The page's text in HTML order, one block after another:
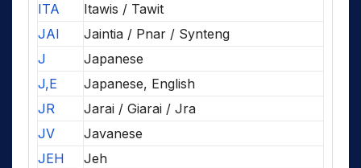
ITA
Itawis / Tawit
JAI
Jaintia / Pnar / Synteng
J
Japanese
J,E
Japanese, English
JR
Jarai / Giarai / Jra
JV
Javanese
JEH
Jeh